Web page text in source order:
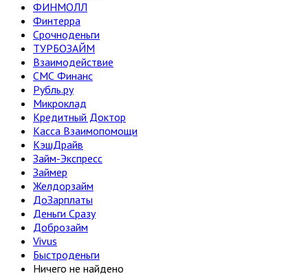
ФИНМОЛЛ
Финтерра
Срочноденьги
ТУРБОЗАЙМ
Взаимодействие
СМС Финанс
Рубль.ру
Микроклад
Кредитный Доктор
Касса Взаимопомощи
КэшДрайв
Займ-Экспресс
Займер
Желдорзайм
ДоЗарплаты
Деньги Сразу
Доброзайм
Vivus
Быстроденьги
Ничего не найдено